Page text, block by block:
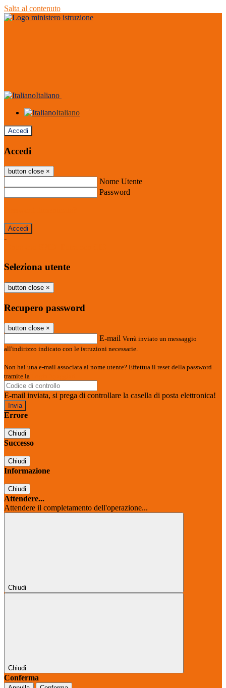
Salta al contenuto
Italiano
Italiano
Accedi
Accedi
button close ×
Nome Utente
Password
-
Seleziona utente
button close ×
Recupero password
button close ×
E-mail Verrà inviato un messaggio
all'indirizzo indicato con le istruzioni necessarie.
Non hai una e-mail associata al nome utente? Effettua il reset della password
tramite la
E-mail inviata, si prega di controllare la casella di posta elettronica!
Errore
Chiudi
Successo
Chiudi
Informazione
Chiudi
Attendere...
Attendere il completamento dell'operazione...
Chiudi
Chiudi
Conferma